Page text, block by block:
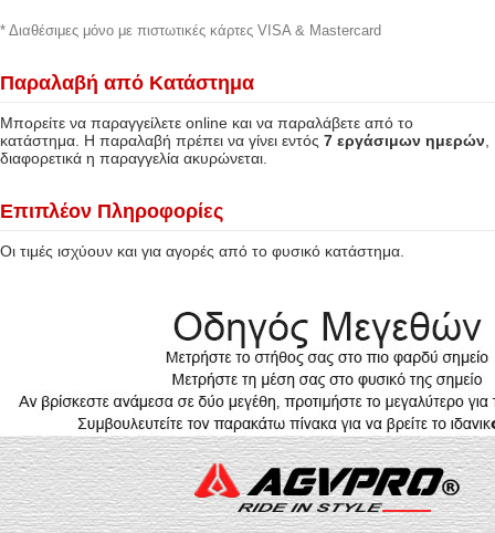
* Διαθέσιμες μόνο με πιστωτικές κάρτες VISA & Mastercard
Παραλαβή από Κατάστημα
Μπορείτε να παραγγείλετε online και να παραλάβετε από το
κατάστημα. Η παραλαβή πρέπει να γίνει εντός 7 εργάσιμων ημερών
διαφορετικά η παραγγελία ακυρώνεται.
Επιπλέον Πληροφορίες
Οι τιμές ισχύουν και για αγορές από το φυσικό κατάστημα.